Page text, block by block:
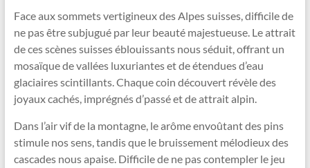
Face aux sommets vertigineux des Alpes suisses, difficile de
ne pas être subjugué par leur beauté majestueuse. Le attrait
de ces scènes suisses éblouissants nous séduit, offrant un
mosaïque de vallées luxuriantes et de étendues d’eau
glaciaires scintillants. Chaque coin découvert révèle des
joyaux cachés, imprégnés d’passé et de attrait alpin.
Dans l’air vif de la montagne, le arôme envoûtant des pins
stimule nos sens, tandis que le bruissement mélodieux des
cascades nous apaise. Difficile de ne pas contempler le jeu